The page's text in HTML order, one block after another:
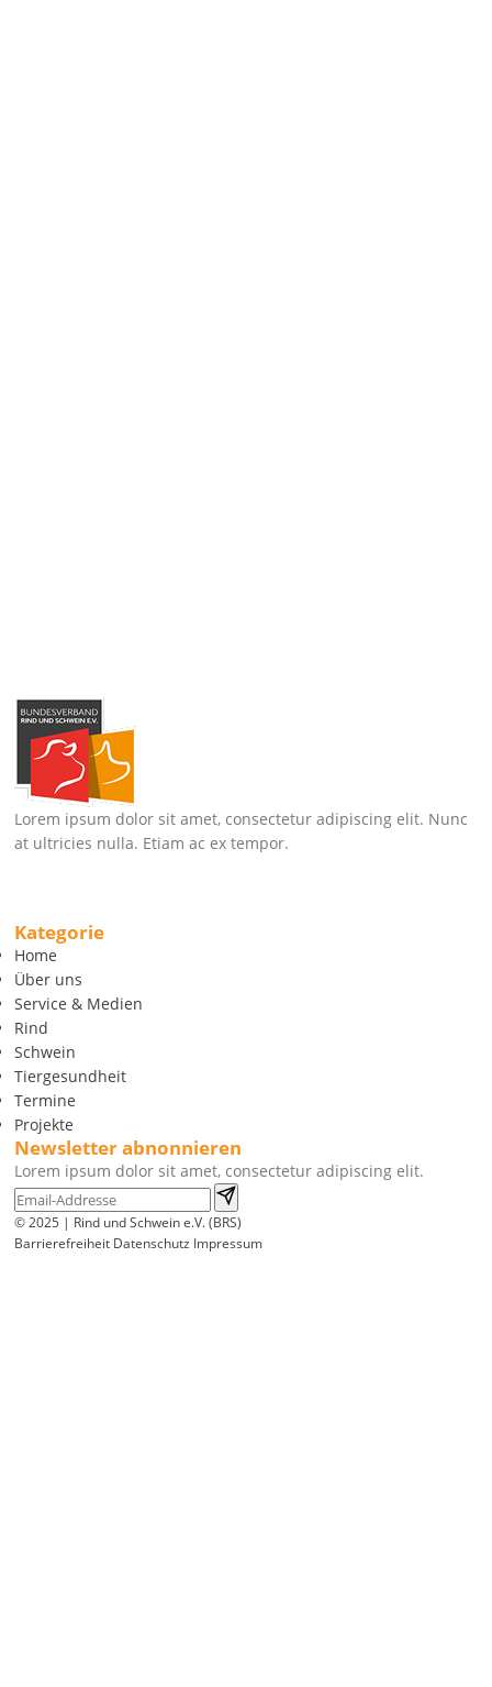
Lorem ipsum dolor sit amet, consectetur adipiscing elit. Nunc
at ultricies nulla. Etiam ac ex tempor.
Kategorie
Home
Über uns
Service & Medien
Rind
Schwein
Tiergesundheit
Termine
Projekte
Newsletter abnonnieren
Lorem ipsum dolor sit amet, consectetur adipiscing elit.
© 2025 | Rind und Schwein e.V. (BRS)
Barrierefreiheit Datenschutz Impressum